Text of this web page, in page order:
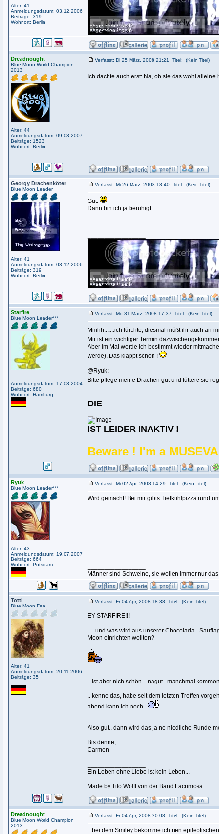
Alter: 41
Anmeldungsdatum: 03.12.2006
Beiträge: 319
Wohnort: Berlin
Dreadnought
Blue Moon World Champion
2013
Alter: 44
Anmeldungsdatum: 09.03.2007
Beiträge: 1523
Wohnort: Berlin
Verfasst: Di 25 März, 2008 21:21 Titel: (Kein Titel)
Ich dachte auch erst: Na, ob sie das wohl
Georgy Drachenköter
Blue Moon Leader
Alter: 41
Anmeldungsdatum: 03.12.2006
Beiträge: 319
Wohnort: Berlin
Verfasst: Mi 26 März, 2008 18:40 Titel: (Kein Titel)
Gut.
Dann bin ich ja beruhigt.
Starfire
Blue Moon Leader***
Anmeldungsdatum: 17.03.2004
Beiträge: 680
Wohnort: Hamburg
Verfasst: Mo 31 März, 2008 17:37 Titel: (Kein Titel)
Mmhh.......ich fürchte, diesmal müßt ihr auch an
Mir ist ein wichtiger Termin
Aber im Mai werde ich bestimmt wieder
werde). Das klappt schon !
@Ryuk:
Bitte pflege meine Drachen gut und füttere sie
DIE
IST LEIDER INAKTIV !
Beware ! I'm a
Ryuk
Blue Moon Leader***
Alter: 43
Anmeldungsdatum: 19.07.2007
Beiträge: 664
Wohnort: Potsdam
Verfasst: Mi 02 Apr, 2008 14:29 Titel: (Kein Titel)
Wird gemacht! Bei mir gibts Tiefkühlpizza rund
Männer sind Schweine, sie wollen immer nur
Totti
Blue Moon Fan
Alter: 41
Anmeldungsdatum: 20.11.2006
Beiträge: 35
Verfasst: Fr 04 Apr, 2008 18:38 Titel: (Kein Titel)
EY STARFIRE!!!
-... und was wird aus unserer Chocolada -
Moon einrichten wollten?
.. ist aber nich schön... nagut.. manchmal
.. kenne das, habe seit dem letzten Treffen
abend kann ich noch..
Also gut.. dann wird das ja ne niedliche Runde
Bis denne,
Carmen
Ein Leben ohne Liebe ist kein Leben...
Made by Tilo Wolff von der Band Lacrimosa
Dreadnought
Blue Moon World Champion
2013
Verfasst: Fr 04 Apr, 2008 20:08 Titel: (Kein Titel)
...bei dem Smiley bekomme ich nen